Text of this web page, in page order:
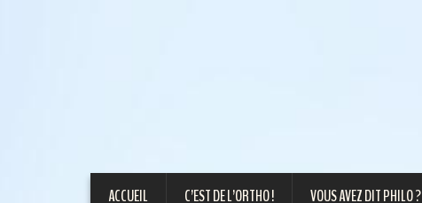
ACCUEIL C’EST DE L’ORTHO ! VOUS AVEZ DIT PHILO ?